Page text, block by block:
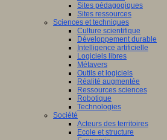
Sites pédagogiques
Sites ressources
Sciences et techniques
Culture scientifique
Développement durable
Intelligence artificielle
Logiciels libres
Métavers
Outils et logiciels
Réalité augmentée
Ressources sciences
Robotique
Technologies
Société
Acteurs des territoires
Ecole et structure